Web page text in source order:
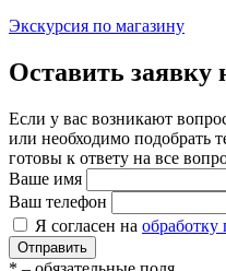
Экскурсия по магазину
Оставить заявку
Если у вас возникают
или необходимо
готовы к ответу на все
Ваше имя
Ваш телефон
Я согласен на
Отправить